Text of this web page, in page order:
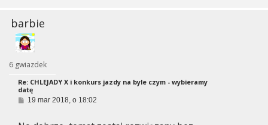
barbie
6 gwiazdek
Re: CHLEJADY X i konkurs jazdy na byle czym - wybieramy
datę
P19 mar 2018, o 18:02